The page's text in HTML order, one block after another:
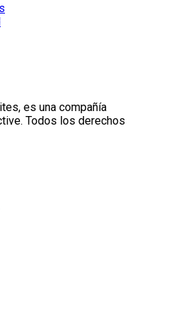
es una compañía
Todos los derechos